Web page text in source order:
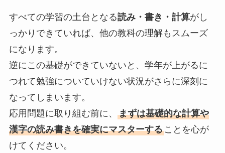
すべての学習の土台となる読み・書き・計算がし
っかりできていれば、他の教科の理解もスムーズ
になります。
逆にこの基礎ができていないと、学年が上がるに
つれて勉強についていけない状況がさらに深刻に
なってしまいます。
応用問題に取り組む前に、 まずは基礎的な計算や
漢字の読み書きを確実にマスターすることを心が
けてください。